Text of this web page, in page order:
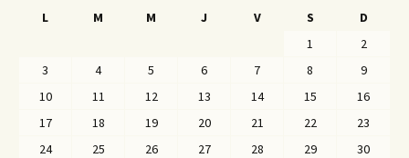
L
M M J V S
D
1
2
3
4 5 6 7 8
9
10
11 12 13 14 15
16
17
18 19 20 21 22
23
24
25 26 27 28 29
30